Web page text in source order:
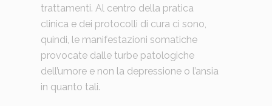
trattamenti. Al centro della pratica
clinica e dei protocolli di cura ci sono,
quindi, le manifestazioni somatiche
provocate dalle turbe patologiche
dell’umore e non la depressione o l’ansia
in quanto tali.